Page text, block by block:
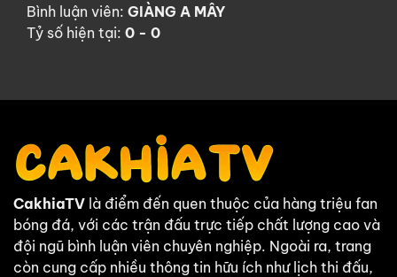
Bình luận viên: GIÀNG A MÂY
Tỷ số hiện tại: 0 - 0
CakhiaTV là điểm đến quen thuộc của hàng triệu fan
bóng đá, với các trận đấu trực tiếp chất lượng cao và
đội ngũ bình luận viên chuyên nghiệp. Ngoài ra, trang
còn cung cấp nhiều thông tin hữu ích như lịch thi đấu,